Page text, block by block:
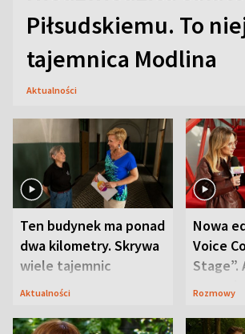
Piłsudskiemu. To
tajemnica Modlina
Aktualności
Ten budynek ma ponad
dwa kilometry. Skrywa
wiele tajemnic
Aktualności
Nowa
Voice
Stage”.
Rozmowy